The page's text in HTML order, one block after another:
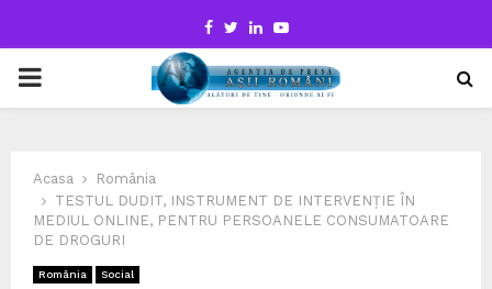
Facebook
TwitterLinkedinYoutube
PRIMARY
Acasa
România
TESTUL DUDIT, INSTRUMENT DE INTERVENȚIE ÎN
MEDIUL ONLINE, PENTRU PERSOANELE CONSUMATOARE
DE DROGURI
România Social